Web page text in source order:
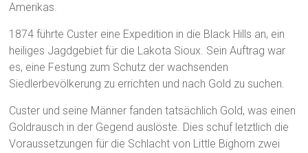
Amerikas.
1874 führte Custer eine Expedition in die Black Hills an, ein
heiliges Jagdgebiet für die Lakota Sioux. Sein Auftrag war
es, eine Festung zum Schutz der wachsenden
Siedlerbevölkerung zu errichten und nach Gold zu suchen.
Custer und seine Männer fanden tatsächlich Gold, was einen
Goldrausch in der Gegend auslöste. Dies schuf letztlich die
Voraussetzungen für die Schlacht von Little Bighorn zwei